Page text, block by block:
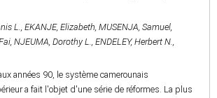
L., EKANJE, Elizabeth, MUSENJA, Samuel,
, NJEUMA, Dorothy L., ENDELEY, Herbert N.,
années 90, le système camerounais
a fait l'objet d'une série de réformes. La plus